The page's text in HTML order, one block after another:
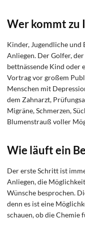
Wer kommt zu
Kinder, Jugendliche und
Anliegen. Der Golfer,
bettnässende Kind oder
Vortrag vor großem
Menschen mit
dem Zahnarzt,
Migräne, Schmerzen,
Blumenstrauß voller
Wie läuft ein
Der erste Schritt ist
Anliegen, die
Wünsche besprochen.
denn es ist eine
schauen, ob die Chemie